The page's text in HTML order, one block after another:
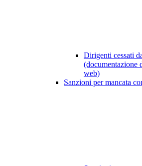
Dirigenti cessati
(documentazione
web)
Sanzioni per mancata